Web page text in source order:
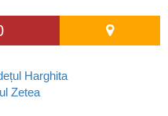
Harghita
Zetea